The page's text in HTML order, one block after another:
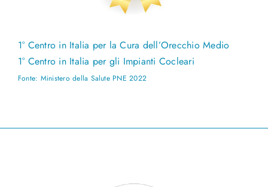
1° Centro in Italia per la Cura dell’Orecchio Medio
1° Centro in Italia per gli Impianti Cocleari
Fonte: Ministero della Salute PNE 2022